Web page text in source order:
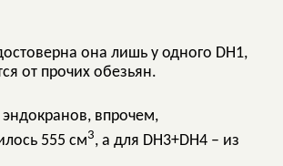
она лишь у одного DH1,
от прочих обезьян.
впрочем,
555 см3, а для DH3+DH4 – из